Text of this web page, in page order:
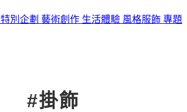
特別企劃 藝術創作 生活體驗 風格服飾 專題
#掛飾